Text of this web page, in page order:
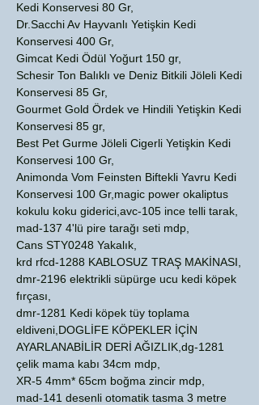
Kedi Konservesi 80 Gr,
Dr.Sacchi Av Hayvanlı Yetişkin Kedi
Konservesi 400 Gr,
Gimcat Kedi Ödül Yoğurt 150 gr,
Schesir Ton Balıklı ve Deniz Bitkili Jöleli Kedi
Konservesi 85 Gr,
Gourmet Gold Ördek ve Hindili Yetişkin Kedi
Konservesi 85 gr,
Best Pet Gurme Jöleli Cigerli Yetişkin Kedi
Konservesi 100 Gr,
Animonda Vom Feinsten Biftekli Yavru Kedi
Konservesi 100 Gr,magic power okaliptus
kokulu koku giderici,avc-105 ince telli tarak,
mad-137 4'lü pire tarağı seti mdp,
Cans STY0248 Yakalık,
krd rfcd-1288 KABLOSUZ TRAŞ MAKİNASI,
dmr-2196 elektrikli süpürge ucu kedi köpek
fırçası,
dmr-1281 Kedi köpek tüy toplama
eldiveni,DOGLİFE KÖPEKLER İÇİN
AYARLANABİLİR DERİ AĞIZLIK,dg-1281
çelik mama kabı 34cm mdp,
XR-5 4mm* 65cm boğma zincir mdp,
mad-141 desenli otomatik tasma 3 metre